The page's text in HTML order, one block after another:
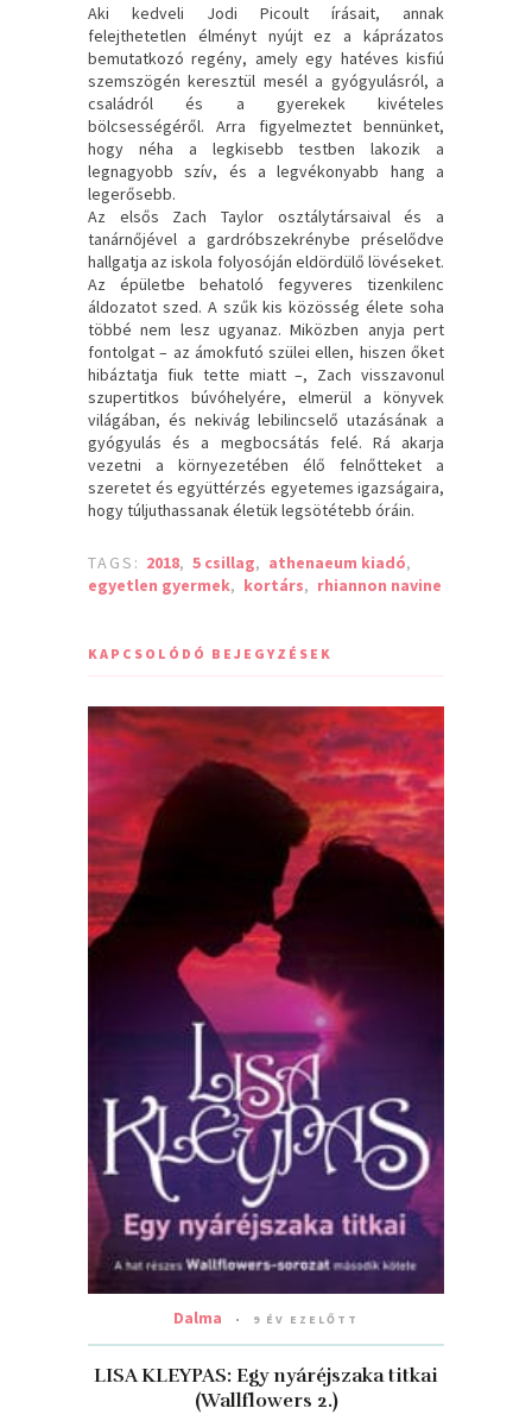
Aki kedveli Jodi Picoult írásait, annak
felejthetetlen élményt nyújt ez a káprázatos
bemutatkozó regény, amely egy hatéves kisfiú
szemszögén keresztül mesél a gyógyulásról, a
családról és a gyerekek kivételes
bölcsességéről. Arra figyelmeztet bennünket,
hogy néha a legkisebb testben lakozik a
legnagyobb szív, és a legvékonyabb hang a
legerősebb.
Az elsős Zach Taylor osztálytársaival és a
tanárnőjével a gardróbszekrénybe préselődve
hallgatja az iskola folyosóján eldördülő lövéseket.
Az épületbe behatoló fegyveres tizenkilenc
áldozatot szed. A szűk kis közösség élete soha
többé nem lesz ugyanaz. Miközben anyja pert
fontolgat – az ámokfutó szülei ellen, hiszen őket
hibáztatja fiuk tette miatt –, Zach visszavonul
szupertitkos búvóhelyére, elmerül a könyvek
világában, és nekivág lebilincselő utazásának a
gyógyulás és a megbocsátás felé. Rá akarja
vezetni a környezetében élő felnőtteket a
szeretet és együttérzés egyetemes igazságaira,
hogy túljuthassanak életük legsötétebb óráin.
TAGS: 2018, 5 csillag, athenaeum kiadó,
egyetlen gyermek, kortárs, rhiannon navine
KAPCSOLÓDÓ BEJEGYZÉSEK
Dalma 9 ÉV EZELŐTT
LISA KLEYPAS: Egy nyáréjszaka titkai
(Wallflowers 2.)